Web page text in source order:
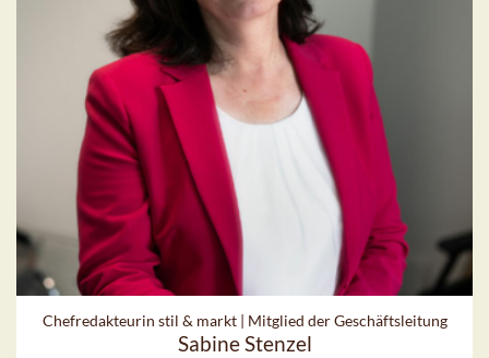
Chefredakteurin stil & markt | Mitglied der Geschäftsleitung
Sabine Stenzel